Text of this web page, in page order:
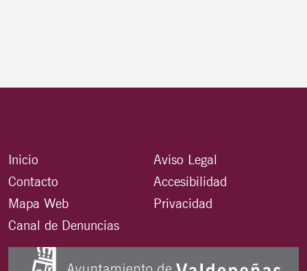
Inicio
Contacto
Mapa Web
Canal de Denuncias
Aviso Legal
Accesibilidad
Privacidad